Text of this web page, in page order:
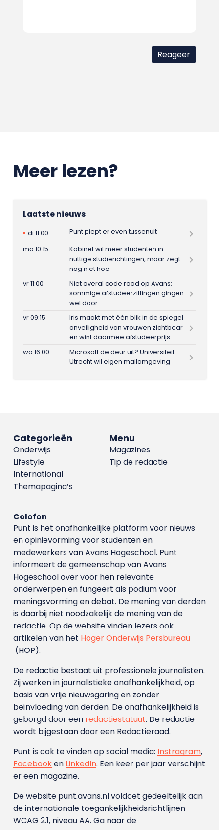
Meer lezen?
Laatste nieuws
di 11:00
Punt piept er even tussenuit
ma 10:15
Kabinet wil meer studenten in
nuttige studierichtingen, maar zegt
nog niet hoe
vr 11:00
Niet overal code rood op Avans:
sommige afstudeerzittingen gingen
wel door
vr 09:15
Iris maakt met één blik in de spiegel
onveiligheid van vrouwen zichtbaar
en wint daarmee afstudeerprijs
wo 16:00
Microsoft de deur uit? Universiteit
Utrecht wil eigen mailomgeving
Menu
Magazines
Tip de redactie
Categorieën
Onderwijs
Lifestyle
International
Themapagina’s
Colofon
Punt is het onafhankelijke platform voor nieuws
en opinievorming voor studenten en
medewerkers van Avans Hoge­school. Punt
informeert de gemeenschap van Avans
Hogeschool over voor hen relevante
onderwerpen en fungeert als podium voor
meningsvorming en debat. De mening van derden
is daarbij niet noodzakelijk de mening van de
redactie. Op de website vinden lezers ook
artikelen van het Hoger Onderwijs Persbureau
(HOP).
De redactie bestaat uit professionele journalisten.
Zij werken in journalistieke onafhankelijkheid, op
basis van vrije nieuwsgaring en zonder
beïnvloeding van derden. De onafhankelijkheid is
geborgd door een redactiestatuut. De redactie
wordt bijgestaan door een Redactieraad.
Punt is ook te vinden op social media: Instragram,
Facebooken LinkedIn. Een keer per jaar verschijnt
er een magazine.
De website punt.avans.nl voldoet gedeeltelijk aan
de internationale toegankelijkheidsrichtlijnen
WCAG 2.1, niveau AA. Ga naar de